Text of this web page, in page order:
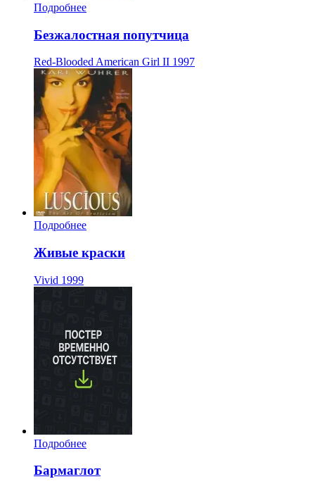
Подробнее
Безжалостная попутчица
Red-Blooded American Girl II 1997
Подробнее
Живые краски
Vivid 1999
Подробнее
Бармаглот